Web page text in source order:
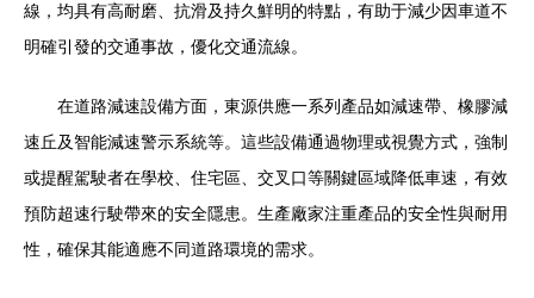
線，均具有高耐磨、抗滑及持久鮮明的特點，有助于減少因車道不
明確引發的交通事故，優化交通流線。
在道路減速設備方面，東源供應一系列產品如減速帶、橡膠減
速丘及智能減速警示系統等。這些設備通過物理或視覺方式，強制
或提醒駕駛者在學校、住宅區、交叉口等關鍵區域降低車速，有效
預防超速行駛帶來的安全隱患。生產廠家注重產品的安全性與耐用
性，確保其能適應不同道路環境的需求。